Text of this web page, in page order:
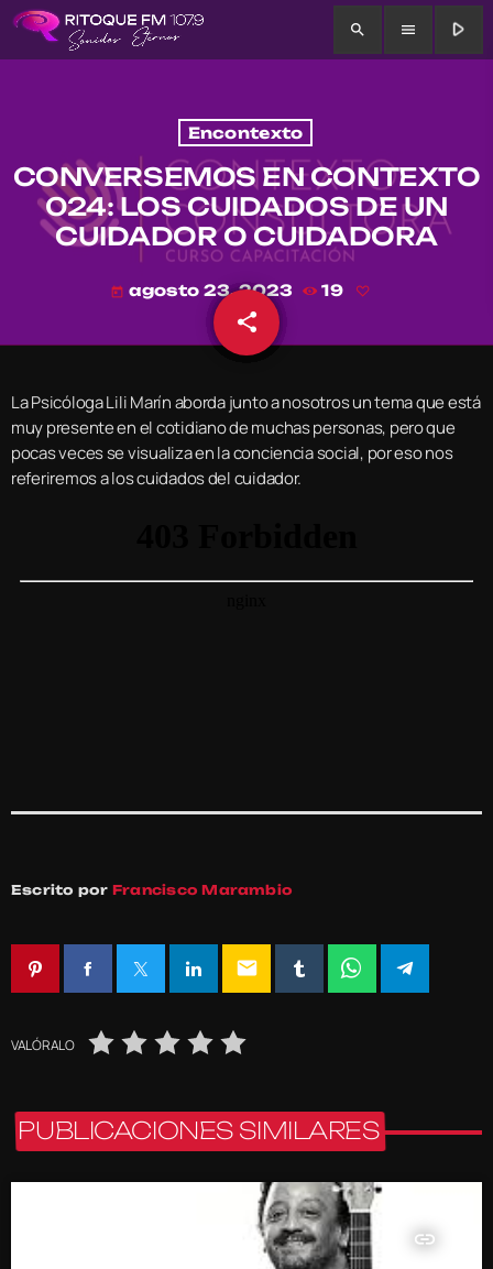
search menu play_arrow
Encontexto
CONVERSEMOS EN CONTEXTO
024: LOS CUIDADOS DE UN
CUIDADOR O CUIDADORA
today agosto 23, 2023 19
share
email
La Psicóloga Lili Marín aborda junto a nosotros un tema que está
muy presente en el cotidiano de muchas personas, pero que
pocas veces se visualiza en la conciencia social, por eso nos
referiremos a los cuidados del cuidador.
Escrito por Francisco Marambio
email
VALÓRALO
PUBLICACIONES SIMILARES
insert_link